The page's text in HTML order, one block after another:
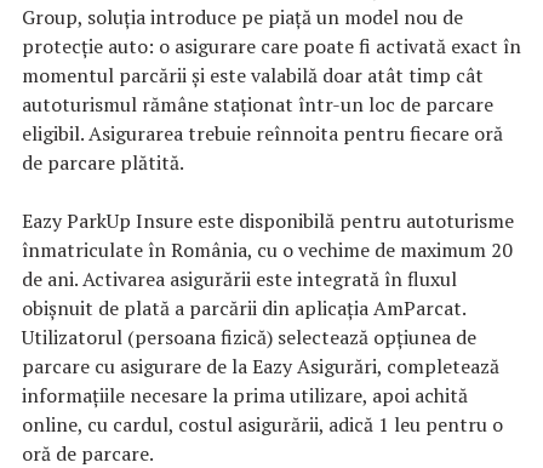
Group, soluția introduce pe piață un model nou de
protecție auto: o asigurare care poate fi activată exact în
momentul parcării și este valabilă doar atât timp cât
autoturismul rămâne staționat într-un loc de parcare
eligibil. Asigurarea trebuie reînnoita pentru fiecare oră
de parcare plătită.
Eazy ParkUp Insure este disponibilă pentru autoturisme
înmatriculate în România, cu o vechime de maximum 20
de ani. Activarea asigurării este integrată în fluxul
obișnuit de plată a parcării din aplicația AmParcat.
Utilizatorul (persoana fizică) selectează opțiunea de
parcare cu asigurare de la Eazy Asigurări, completează
informațiile necesare la prima utilizare, apoi achită
online, cu cardul, costul asigurării, adică 1 leu pentru o
oră de parcare.